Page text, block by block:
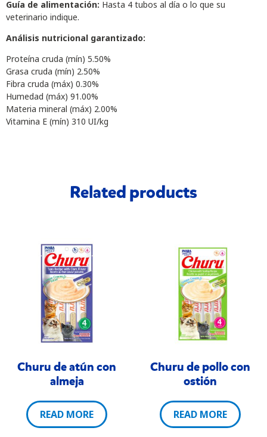
Guía de alimentación: Hasta 4 tubos al día o lo que su
veterinario indique.
Análisis nutricional garantizado:
Proteína cruda (mín) 5.50%
Grasa cruda (mín) 2.50%
Fibra cruda (máx) 0.30%
Humedad (máx) 91.00%
Materia mineral (máx) 2.00%
Vitamina E (mín) 310 UI/kg
Related products
Churu de atún con
almeja
READ MORE
Churu de pollo con
ostión
READ MORE